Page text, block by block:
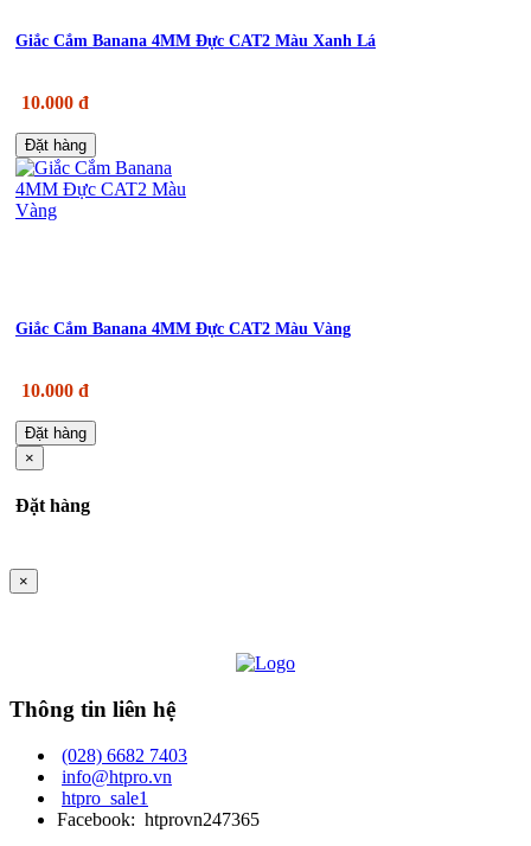
Giắc Cắm Banana 4MM Đực CAT2 Màu Xanh Lá
10.000 đ
Đặt hàng
Giắc Cắm Banana 4MM Đực CAT2 Màu Vàng
10.000 đ
Đặt hàng
×
Đặt hàng
×
Thông tin liên hệ
(028) 6682 7403
info@htpro.vn
htpro_sale1
Facebook: htprovn247365